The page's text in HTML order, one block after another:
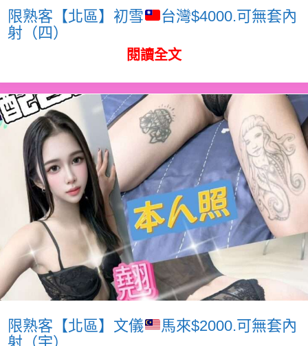
限熟客【北區】初雪
台灣$4000.可無套內
射（四）
閱讀全文
限熟客【北區】文儀
馬來$2000.可無套內
射（宇）